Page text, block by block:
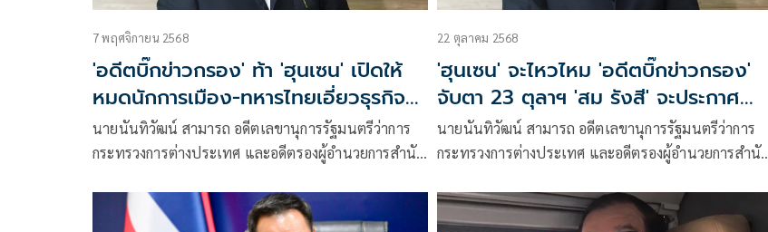
7 พฤศจิกายน 2568
'อดีตบิ๊กข่าวกรอง' ท้า 'ฮุนเซน' เปิดให้
หมดนักการเมือง-ทหารไทยเอี่ยวธุรกิจสี
เทาในเขมร
นายนันทิวัฒน์ สามารถ อดีตเลขานุการรัฐมนตรีว่าการ
กระทรวงการต่างประเทศ และอดีตรองผู้อำนวยการสำนัก
22 ตุลาคม 2568
'ฮุนเซน' จะไหวไหม 'อดีตบิ๊กข่าวกรอง'
จับตา 23 ตุลาฯ 'สม รังสี' จะประกาศ
รัฐบาลอิสระ
นายนันทิวัฒน์ สามารถ อดีตเลขานุการรัฐมนตรีว่าการ
กระทรวงการต่างประเทศ และอดีตรองผู้อำนวยการสำนัก